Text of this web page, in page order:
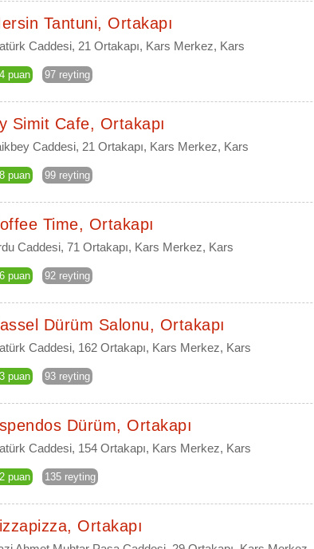
Tantuni, Ortakapı
Caddesi, 21 Ortakapı, Kars Merkez, Kars
puan 97 reyting
Simit Cafe, Ortakapı
Caddesi, 21 Ortakapı, Kars Merkez, Kars
puan 99 reyting
Time, Ortakapı
Caddesi, 71 Ortakapı, Kars Merkez, Kars
puan 92 reyting
Dürüm Salonu, Ortakapı
Caddesi, 162 Ortakapı, Kars Merkez, Kars
puan 93 reyting
Dürüm, Ortakapı
Caddesi, 154 Ortakapı, Kars Merkez, Kars
puan 135 reyting
Ortakapı